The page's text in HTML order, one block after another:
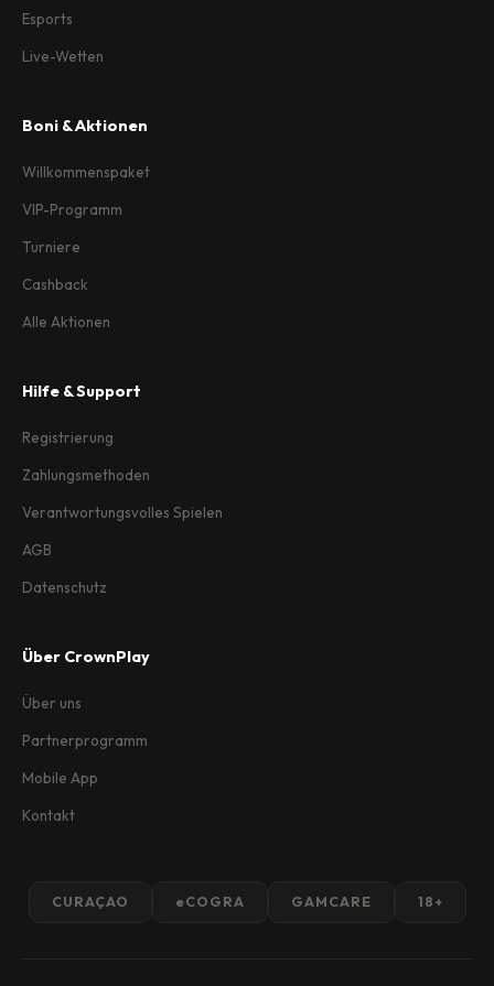
Esports
Live-Wetten
Boni & Aktionen
Willkommenspaket
VIP-Programm
Turniere
Cashback
Alle Aktionen
Hilfe & Support
Registrierung
Zahlungsmethoden
Verantwortungsvolles Spielen
AGB
Datenschutz
Über CrownPlay
Über uns
Partnerprogramm
Mobile App
Kontakt
CURAÇAO eCOGRA GAMCARE 18+